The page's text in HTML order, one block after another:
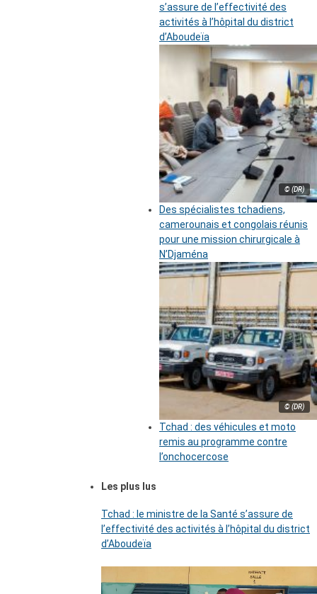
s’assure de l’effectivité des
activités à l’hôpital du district
d’Aboudeïa
© (DR)
Des spécialistes tchadiens,
camerounais et congolais réunis
pour une mission chirurgicale à
N’Djaména
© (DR)
Tchad : des véhicules et moto
remis au programme contre
l’onchocercose
Les plus lus
Tchad : le ministre de la Santé s’assure de
l’effectivité des activités à l’hôpital du district
d’Aboudeïa